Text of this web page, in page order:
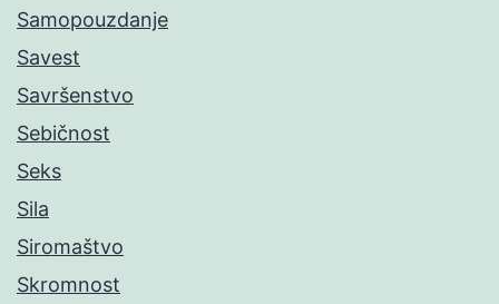
Samopouzdanje
Savest
Savršenstvo
Sebičnost
Seks
Sila
Siromaštvo
Skromnost